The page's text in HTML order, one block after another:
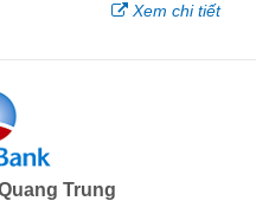
Xem chi tiết
Trung